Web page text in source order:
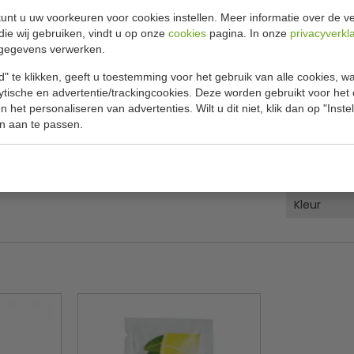
u uw voorkeuren voor cookies instellen. Meer informatie over de
wij gebruiken, vindt u op onze cookies pagina. In onze
verwerken.
te klikken, geeft u toestemming voor het gebruik van alle cookies,
en advertentie/trackingcookies. Deze worden gebruikt voor het
het personaliseren van advertenties. Wilt u dit niet, klik dan op
aan te passen.
A22 / A9 + 1
en vochtbestendig. Daarnaast zijn de bakjes
(-20 graden).
van de gemeente en de GFT
een portie friet met saus.
Nummer
Aantal
Kleur